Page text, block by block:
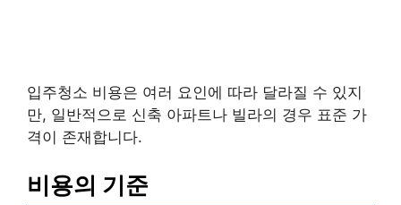
입주청소 비용은 여러 요인에 따라 달라질 수 있지
만, 일반적으로 신축 아파트나 빌라의 경우 표준 가
격이 존재합니다.
비용의 기준